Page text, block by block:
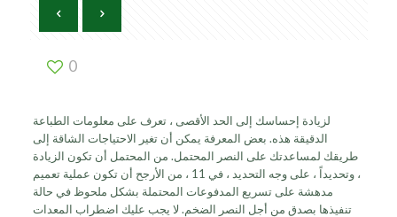
0
لزيادة إحساسك إلى الحد الأقصى ، تعرف على معلومات الطباعة
الدقيقة هذه. بعض المعرفة يمكن أن تغير الاحتياجات الشاقة إلى
طريقك لمساعدتك على النصر المحتمل. من المحتمل أن تكون الزيادة
، وتحديداً ، على وجه التحديد ، في 11 ، من الأرجح أن تكون عملية تعميم
مدهشة على تسريع المدفوعات المحتملة بشكل ملحوظ في حالة
تنفيذها بصدق من أجل النصر الضخم. لا يجب عليك اضطراب المعدات